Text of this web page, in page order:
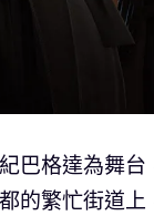
巴格達為舞
的繁忙街道